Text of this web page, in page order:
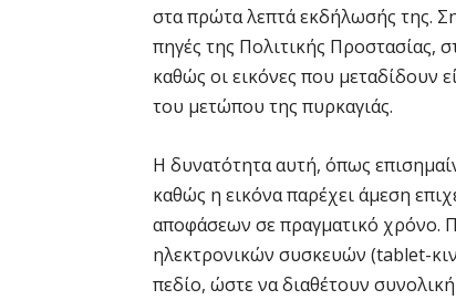
στα πρώτα λεπτά εκδήλωσής της.
πηγές της Πολιτικής Προστασίας,
καθώς οι εικόνες που μεταδίδουν
του μετώπου της πυρκαγιάς.
Η δυνατότητα αυτή, όπως
καθώς η εικόνα παρέχει άμεση
αποφάσεων σε πραγματικό χρόνο.
ηλεκτρονικών συσκευών (tablet-
πεδίο, ώστε να διαθέτουν